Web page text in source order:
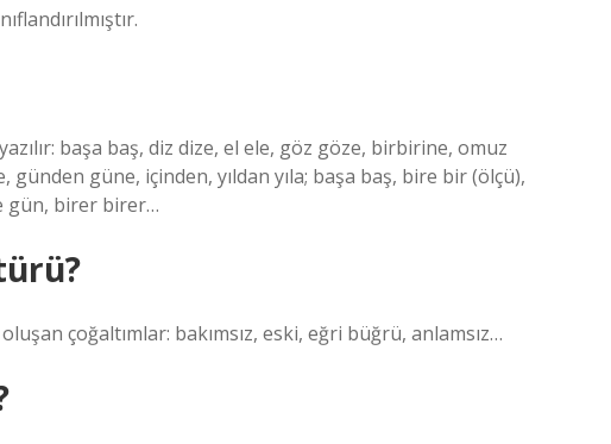
başa baş, diz dize, el ele, göz göze, birbirine, omuz
güne, içinden, yıldan yıla; başa baş, bire bir (ölçü),
gün, birer birer…
çoğaltımlar: bakımsız, eski, eğri büğrü, anlamsız…